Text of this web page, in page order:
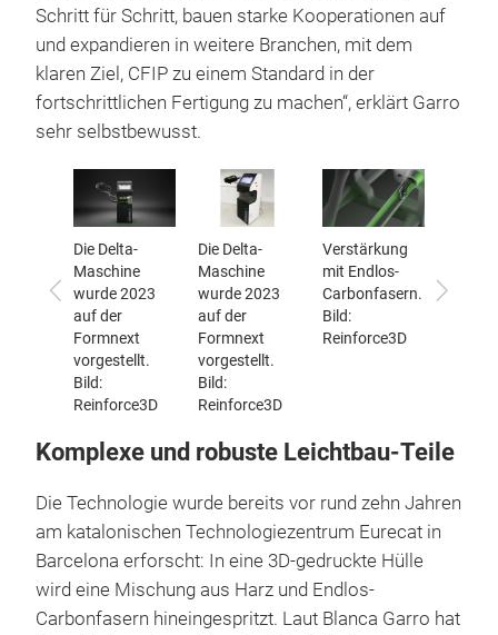
Schritt für Schritt, bauen starke Kooperationen auf
und expandieren in weitere Branchen, mit dem
klaren Ziel, CFIP zu einem Standard in der
fortschrittlichen Fertigung zu machen“, erklärt Garro
sehr selbstbewusst.
Zurück Vor
Die Delta-
Maschine
wurde 2023
auf der
Formnext
vorgestellt.
Bild:
Reinforce3D
Die Delta-
Maschine
wurde 2023
auf der
Formnext
vorgestellt.
Bild:
Reinforce3D
Verstärkung
mit Endlos-
Carbonfasern.
Bild:
Reinforce3D
Komplexe und robuste Leichtbau-Teile
Die Technologie wurde bereits vor rund zehn Jahren
am katalonischen Technologiezentrum Eurecat in
Barcelona erforscht: In eine 3D-gedruckte Hülle
wird eine Mischung aus Harz und Endlos-
Carbonfasern hineingespritzt. Laut Blanca Garro hat